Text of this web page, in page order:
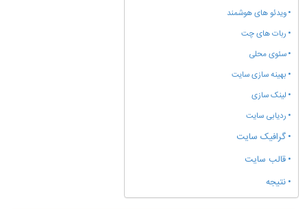
ویدئو های هوشمند
ربات های چت
سئوی محلی
بهینه سازی سایت
لینک سازی
ردیابی سایت
گرافیک سایت
قالب سایت
نتیجه